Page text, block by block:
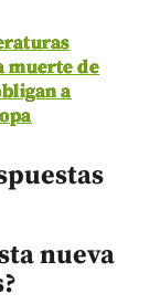
muerte de
a
nueva